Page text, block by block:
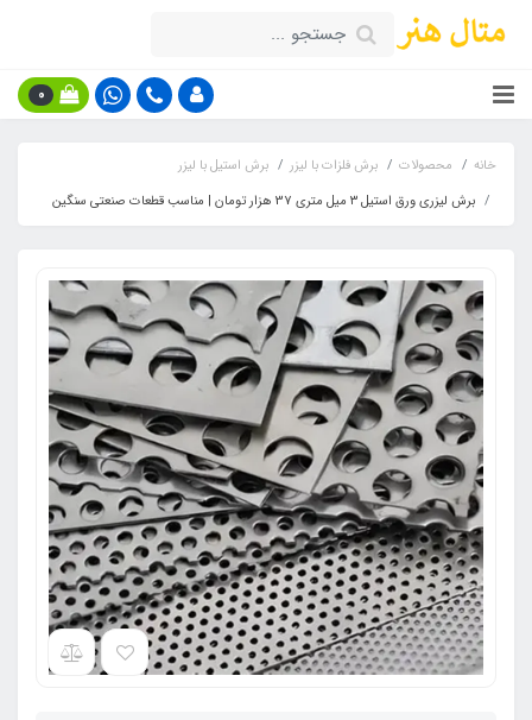
0
خانه محصولات برش فلزات با لیزر
برش استیل با لیزر
برش لیزری ورق استیل ۳ میل متری 37 هزار تومان | مناسب قطعات صنعتی سنگین